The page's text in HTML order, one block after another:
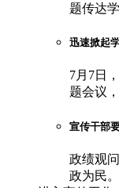
题传达
迅速掀起
7月7日
题会议
宣传干部
政绩观
政为民